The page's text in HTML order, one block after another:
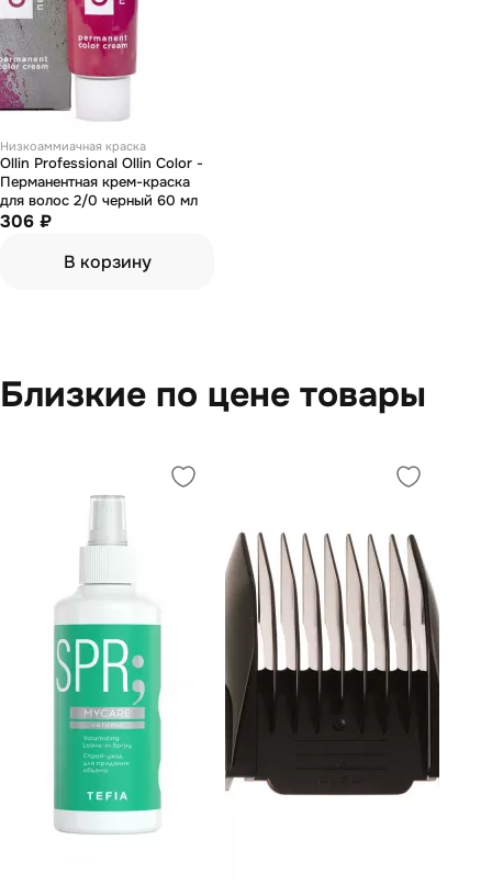
Низкоаммиачная краска
Ollin Professional Ollin Color -
Перманентная крем-краска
для волос 2/0 черный 60 мл
306 ₽
В корзину
Близкие по цене товары